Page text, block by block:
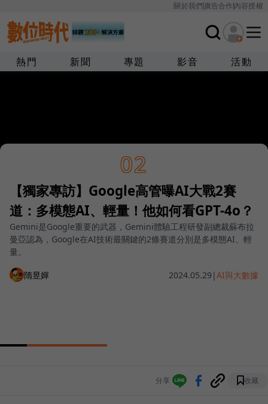
關於我們廣告合作內容授權
熱門 新聞 專題 影音 活動
02
【獨家專訪】Google高管曝AI大戰2賽
道：多模態AI、輕量！他如何看GPT-4o？
Gemini是Google重要的武器，Gemini體驗工程研發副總裁蘇布拉
曼亞認為，Google在AI技術最關鍵的2條賽道分別是多模態AI、輕
量。
隋昱嬋 2024.05.29 |AI與大數據
分享 收藏